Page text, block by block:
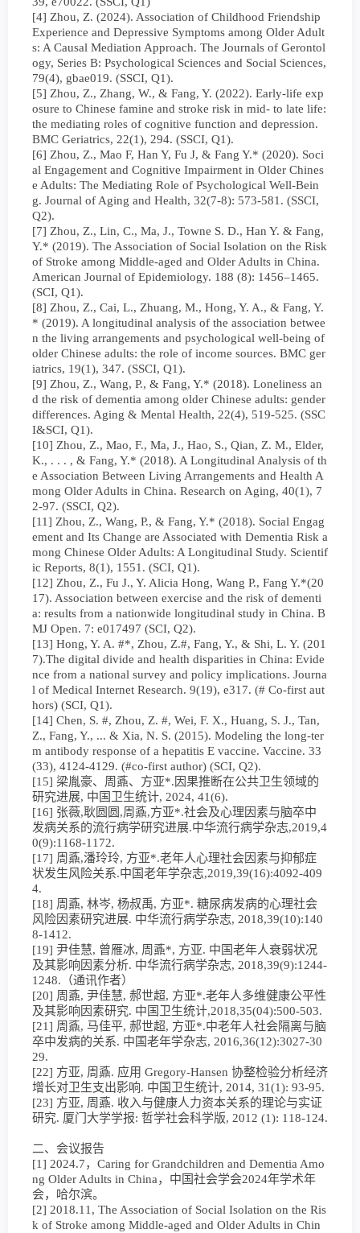
[4] Zhou, Z. (2024). Association of Childhood Friendship
Experience and Depressive Symptoms among Older Adult
s: A Causal Mediation Approach. The Journals of Gerontol
ogy, Series B: Psychological Sciences and Social Sciences,
79(4), gbae019. (SSCI, Q1).
[5] Zhou, Z., Zhang, W., & Fang, Y. (2022). Early-life exp
osure to Chinese famine and stroke risk in mid- to late life:
the mediating roles of cognitive function and depression.
BMC Geriatrics, 22(1), 294. (SSCI, Q1).
[6] Zhou, Z., Mao F, Han Y, Fu J, & Fang Y.* (2020). Soci
al Engagement and Cognitive Impairment in Older Chines
e Adults: The Mediating Role of Psychological Well-Bein
g. Journal of Aging and Health, 32(7-8): 573-581. (SSCI,
Q2).
[7] Zhou, Z., Lin, C., Ma, J., Towne S. D., Han Y. & Fang,
Y.* (2019). The Association of Social Isolation on the Risk
of Stroke among Middle-aged and Older Adults in China.
American Journal of Epidemiology. 188 (8): 1456–1465.
(SCI, Q1).
[8] Zhou, Z., Cai, L., Zhuang, M., Hong, Y. A., & Fang, Y.
* (2019). A longitudinal analysis of the association betwee
n the living arrangements and psychological well-being of
older Chinese adults: the role of income sources. BMC ger
iatrics, 19(1), 347. (SSCI, Q1).
[9] Zhou, Z., Wang, P., & Fang, Y.* (2018). Loneliness an
d the risk of dementia among older Chinese adults: gender
differences. Aging & Mental Health, 22(4), 519-525. (SSC
I&SCI, Q1).
[10] Zhou, Z., Mao, F., Ma, J., Hao, S., Qian, Z. M., Elder,
K., . . . , & Fang, Y.* (2018). A Longitudinal Analysis of th
e Association Between Living Arrangements and Health A
mong Older Adults in China. Research on Aging, 40(1), 7
2-97. (SSCI, Q2).
[11] Zhou, Z., Wang, P., & Fang, Y.* (2018). Social Engag
ement and Its Change are Associated with Dementia Risk a
mong Chinese Older Adults: A Longitudinal Study. Scientif
ic Reports, 8(1), 1551. (SCI, Q1).
[12] Zhou, Z., Fu J., Y. Alicia Hong, Wang P., Fang Y.*(20
17). Association between exercise and the risk of dementi
a: results from a nationwide longitudinal study in China. B
MJ Open. 7: e017497 (SCI, Q2).
[13] Hong, Y. A. #*, Zhou, Z.#, Fang, Y., & Shi, L. Y. (201
7).The digital divide and health disparities in China: Evide
nce from a national survey and policy implications. Journa
l of Medical Internet Research. 9(19), e317. (# Co-first aut
hors) (SCI, Q1).
[14] Chen, S. #, Zhou, Z. #, Wei, F. X., Huang, S. J., Tan,
Z., Fang, Y., ... & Xia, N. S. (2015). Modeling the long-ter
m antibody response of a hepatitis E vaccine. Vaccine. 33
(33), 4124-4129. (#co-first author) (SCI, Q2).
[15] 梁胤豪、周鼒、方亚*.因果推断在公共卫生领域的
研究进展, 中国卫生统计, 2024, 41(6).
[16] 张薇,耿圆圆,周鼒,方亚*.社会及心理因素与脑卒中
发病关系的流行病学研究进展.中华流行病学杂志,2019,4
0(9):1168-1172.
[17] 周鼒,潘玲玲, 方亚*.老年人心理社会因素与抑郁症
状发生风险关系.中国老年学杂志,2019,39(16):4092-409
4.
[18] 周鼒, 林岑, 杨叔禹, 方亚*. 糖尿病发病的心理社会
风险因素研究进展. 中华流行病学杂志, 2018,39(10):140
8-1412.
[19] 尹佳慧, 曾雁冰, 周鼒*, 方亚. 中国老年人衰弱状况
及其影响因素分析. 中华流行病学杂志, 2018,39(9):1244-
1248.（通讯作者）
[20] 周鼒, 尹佳慧, 郝世超, 方亚*.老年人多维健康公平性
及其影响因素研究. 中国卫生统计,2018,35(04):500-503.
[21] 周鼒, 马佳平, 郝世超, 方亚*.中老年人社会隔离与脑
卒中发病的关系. 中国老年学杂志, 2016,36(12):3027-30
29.
[22] 方亚, 周鼒. 应用 Gregory-Hansen 协整检验分析经济
增长对卫生支出影响. 中国卫生统计, 2014, 31(1): 93-95.
[23] 方亚, 周鼒. 收入与健康人力资本关系的理论与实证
研究. 厦门大学学报: 哲学社会科学版, 2012 (1): 118-124.
二、会议报告
[1] 2024.7，Caring for Grandchildren and Dementia Amo
ng Older Adults in China，中国社会学会2024年学术年
会，哈尔滨。
[2] 2018.11, The Association of Social Isolation on the Ris
k of Stroke among Middle-aged and Older Adults in Chin